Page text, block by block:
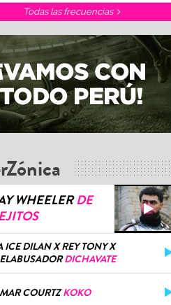
Todas las frecuencias
WHEELERDE
ICE DILAN X REY TONY X
DICHAVATE
COURTZKOKO